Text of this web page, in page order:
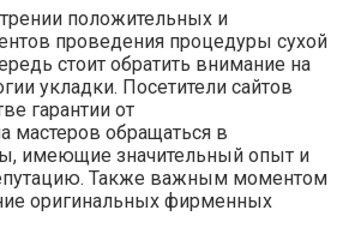
положительных и
проведения процедуры сухой
стоит обратить внимание на
укладки. Посетители сайтов
гарантии от
мастеров обращаться в
имеющие значительный опыт и
Также важным моментом
оригинальных фирменных